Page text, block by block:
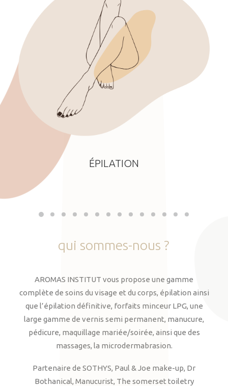
ÉPILATION
qui sommes-nous ?
AROMAS INSTITUT vous propose une gamme
complète de soins du visage et du corps, épilation ainsi
que l’épilation définitive, forfaits minceur LPG, une
large gamme de vernis semi permanent, manucure,
pédicure, maquillage mariée/soirée, ainsi que des
massages, la microdermabrasion.
Partenaire de SOTHYS, Paul & Joe make-up, Dr
Bothanical, Manucurist, The somerset toiletry